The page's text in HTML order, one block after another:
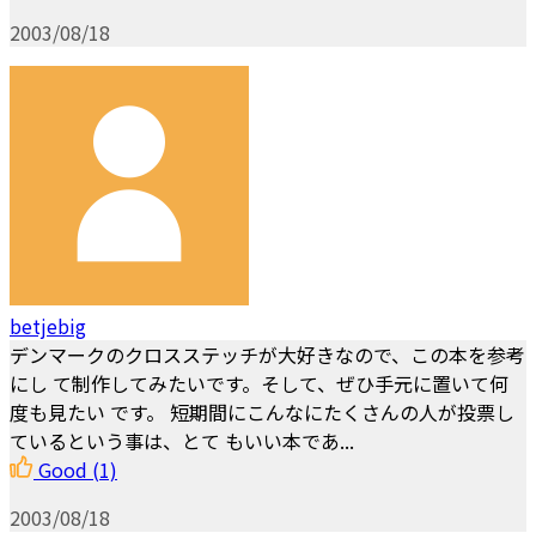
2003/08/18
betjebig
デンマークのクロスステッチが大好きなので、この本を参考
にし て制作してみたいです。そして、ぜひ手元に置いて何
度も見たい です。 短期間にこんなにたくさんの人が投票し
ているという事は、とて もいい本であ...
Good (1)
2003/08/18